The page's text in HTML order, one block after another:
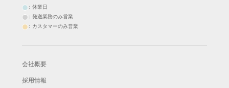
：休業日
：発送業務のみ営業
：カスタマーのみ営業
会社概要
採用情報